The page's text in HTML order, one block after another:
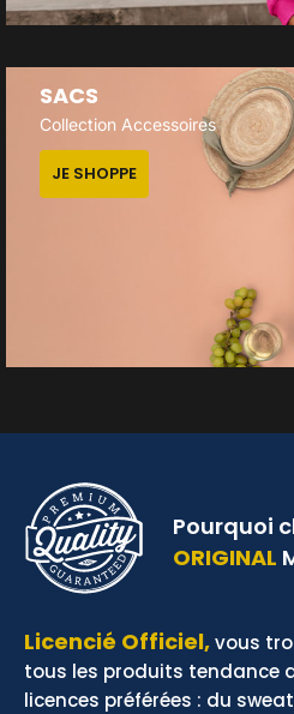
SACS
Collection Accessoires
JE SHOPPE
Pourquoi
ORIGINAL
Licencié Officiel,vous
tous les produits tendance
licences préférées : du